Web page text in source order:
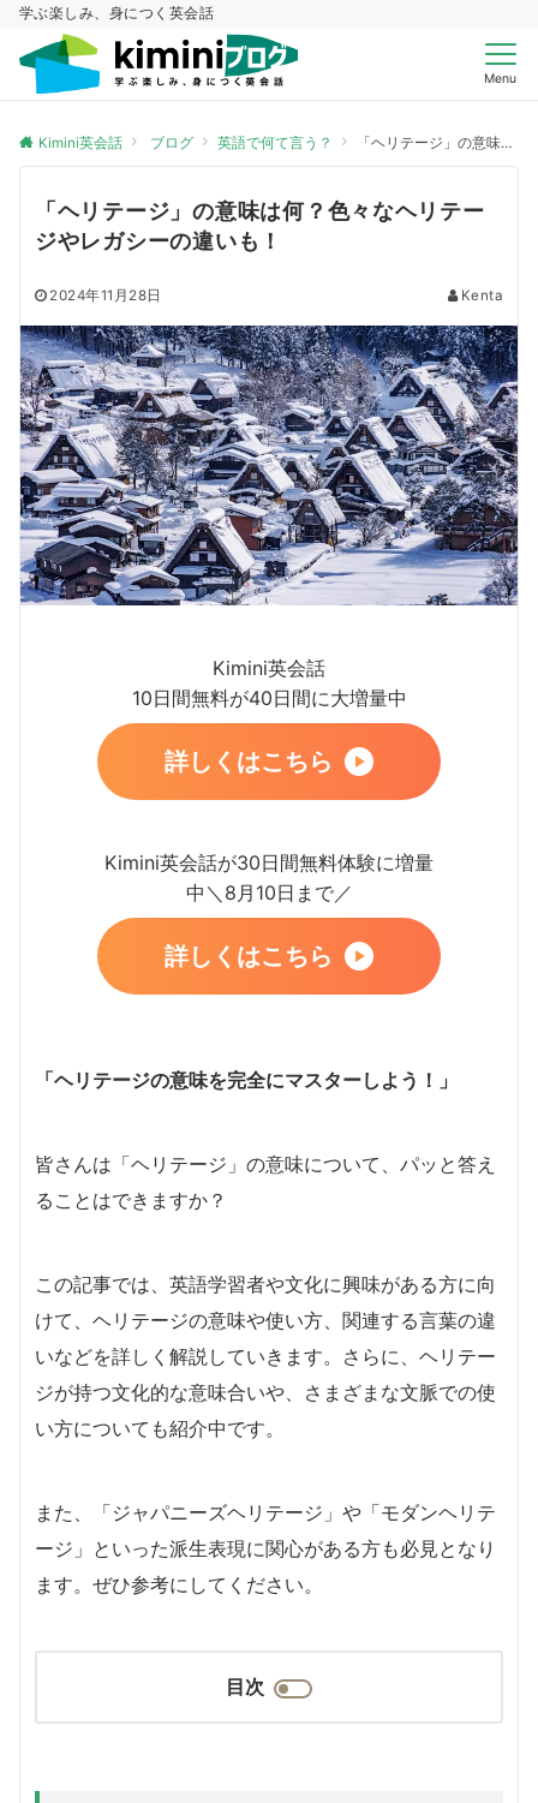
学ぶ楽しみ、身につく英会話
Menu
Kimini英会話 ブログ 英語で何て言う？ 「ヘリテージ」の意味は何？色々なヘリテージやレガシーの違いも！
「ヘリテージ」の意味は何？色々なヘリテー
ジやレガシーの違いも！
2024年11月28日 Kenta
Kimini英会話
10日間無料が40日間に大増量中
詳しくはこちら
Kimini英会話が30日間無料体験に増量
中＼8月10日まで／
詳しくはこちら
「ヘリテージの意味を完全にマスターしよう！」
皆さんは「ヘリテージ」の意味について、パッと答え
ることはできますか？
この記事では、英語学習者や文化に興味がある方に向
けて、ヘリテージの意味や使い方、関連する言葉の違
いなどを詳しく解説していきます。さらに、ヘリテー
ジが持つ文化的な意味合いや、さまざまな文脈での使
い方についても紹介中です。
また、「ジャパニーズヘリテージ」や「モダンヘリテ
ージ」といった派生表現に関心がある方も必見となり
ます。ぜひ参考にしてください。
目次